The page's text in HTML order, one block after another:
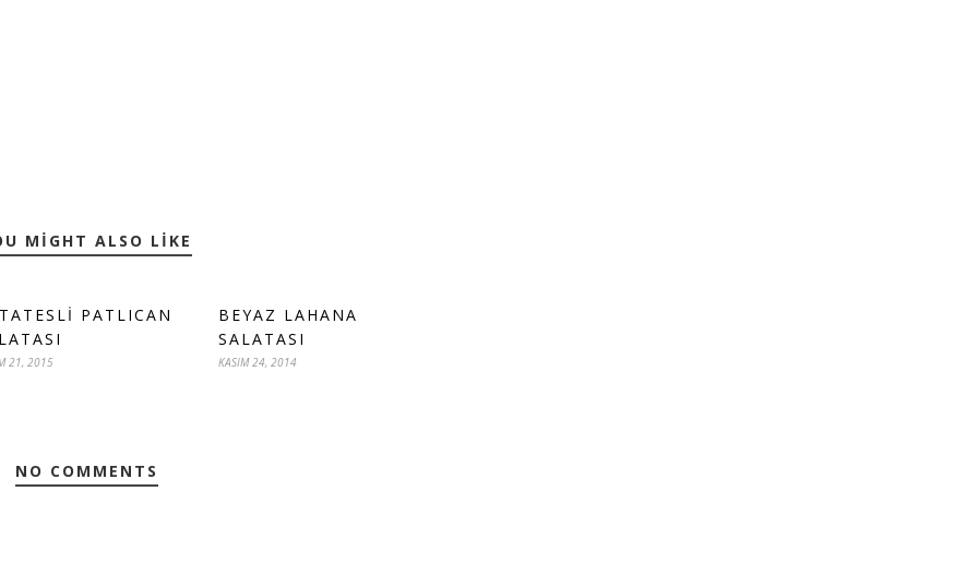
MIGHT ALSO LIKE
PATLICAN
21, 2015
BEYAZ LAHANA
SALATASI
KASIM 24, 2014
NO COMMENTS